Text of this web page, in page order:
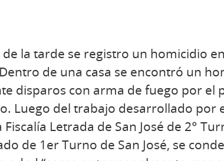
la tarde se registro un homicidio
de una casa se encontró un
disparos con arma de fuego por el
Luego del trabajo desarrollado por
Letrada de San José de 2°
de 1er Turno de San José, se